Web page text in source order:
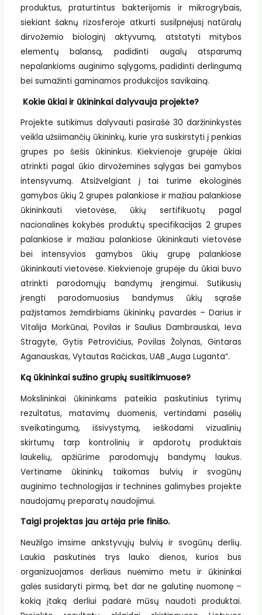
produktus, praturtintus bakterijomis ir mikrogrybais,
siekiant šaknų rizosferoje atkurti susilpnėjusį natūralų
dirvožemio biologinį aktyvumą, atstatyti mitybos
elementų balansą, padidinti augalų atsparumą
nepalankioms auginimo sąlygoms, padidinti derlingumą
bei sumažinti gaminamos produkcijos savikainą.
Kokie ūkiai ir ūkininkai dalyvauja projekte?
Projekte sutikimus dalyvauti pasirašė 30 daržininkystės
veikla užsiimančių ūkininkų, kurie yra suskirstyti į penkias
grupes po šešis ūkininkus. Kiekvienoje grupėje ūkiai
atrinkti pagal ūkio dirvožemines sąlygas bei gamybos
intensyvumą. Atsižvelgiant į tai turime ekologinės
gamybos ūkių 2 grupes palankiose ir mažiau palankiose
ūkininkauti vietovėse, ūkių sertifikuotų pagal
nacionalinės kokybės produktų specifikacijas 2 grupes
palankiose ir mažiau palankiose ūkininkauti vietovėse
bei intensyvios gamybos ūkių grupę palankiose
ūkininkauti vietovėse. Kiekvienoje grupėje du ūkiai buvo
atrinkti parodomųjų bandymų įrengimui. Sutikusių
įrengti parodomuosius bandymus ūkių sąraše
pažįstamos žemdirbiams ūkininkų pavardės – Darius ir
Vitalija Morkūnai, Povilas ir Saulius Dambrauskai, Ieva
Stragyte, Gytis Petrovičius, Povilas Žolynas, Gintaras
Aganauskas, Vytautas Račickas, UAB „Auga Luganta“.
Ką ūkininkai sužino grupių susitikimuose?
Mokslininkai ūkininkams pateikia paskutinius tyrimų
rezultatus, matavimų duomenis, vertindami pasėlių
sveikatingumą, išsivystymą, ieškodami vizualinių
skirtumų tarp kontrolinių ir apdorotų produktais
laukelių, apžiūrime parodomųjų bandymų laukus.
Vertiname ūkininkų taikomas bulvių ir svogūnų
auginimo technologijas ir technines galimybes projekte
naudojamų preparatų naudojimui.
Taigi projektas jau artėja prie finišo.
Neužilgo imsime ankstyvųjų bulvių ir svogūnų derlių.
Laukia paskutinės trys lauko dienos, kurios bus
organizuojamos derliaus nuėmimo metu ir ūkininkai
galės susidaryti pirmą, bet dar ne galutinę nuomonę –
kokią įtaką derliui padarė mūsų naudoti produktai.